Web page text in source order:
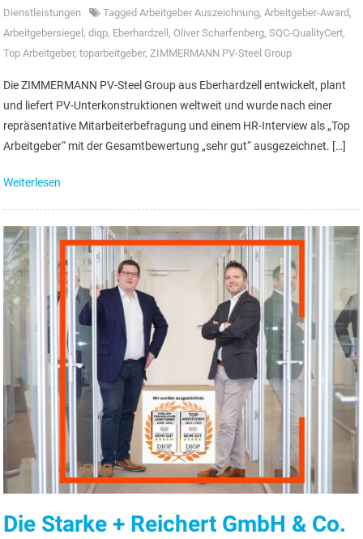
Dienstleistungen
TaggedArbeitgeber Auszeichnung,Arbeitgeber-Award ,
Arbeitgebersiegel ,diqp, Eberhardzell ,Oliver Scharfenberg,SQC-QualityCert,
Top Arbeitgeber,toparbeitgeber,ZIMMERMANN PV-Steel Group
Die ZIMMERMANN PV-Steel Group aus Eberhardzell entwickelt, plant
und liefert PV-Unterkonstruktionen weltweit und wurde nach einer
repräsentative Mitarbeiterbefragung und einem HR-Interview als „Top
Arbeitgeber“ mit der Gesamtbewertung „sehr gut“ ausgezeichnet. […]
Weiterlesen
Die Starke + Reichert GmbH & Co.